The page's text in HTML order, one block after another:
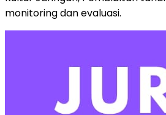
monitoring dan evaluasi.